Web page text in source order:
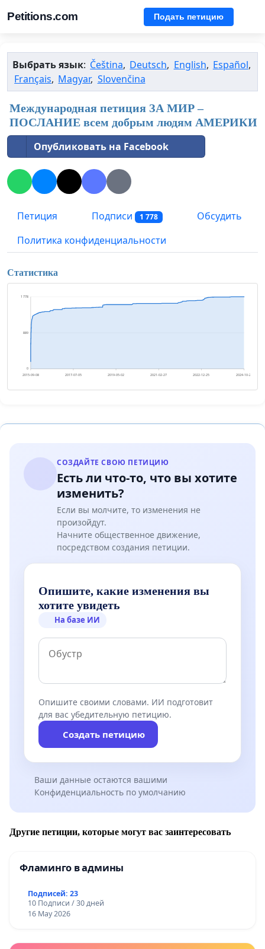
Petitions.com Подать петицию
Выбрать язык: Čeština, Deutsch, English, Español,
Français, Magyar, Slovenčina
Международная петиция ЗА МИР –
ПОСЛАНИЕ всем добрым людям АМЕРИКИ
Опубликовать на Facebook
Петиция Подписи 1 778
Обсудить
Политика конфиденциальности
Статистика
0
889
1 778
2015-09-08 2017-07-05 2019-05-02 2021-02-27 2022-12-25 2024-10-21
СОЗДАЙТЕ СВОЮ ПЕТИЦИЮ
Есть ли что-то, что вы хотите
изменить?
Если вы молчите, то изменения не
произойдут.
Начните общественное движение,
посредством создания петиции.
Опишите, какие изменения вы
хотите увидеть
На базе ИИ
Опишите своими словами. ИИ подготовит
для вас убедительную петицию.
Создать петицию
Ваши данные остаются вашими
Конфиденциальность по умолчанию
Другие петиции, которые могут вас заинтересовать
Фламинго в админы
Подписей: 23
10 Подписи / 30 дней
16 May 2026